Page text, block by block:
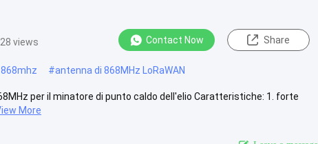
views Contact Now Share
#antenna di 868MHz LoRaWAN
per il minatore di punto caldo dell'elio Caratteristiche: 1. forte
More